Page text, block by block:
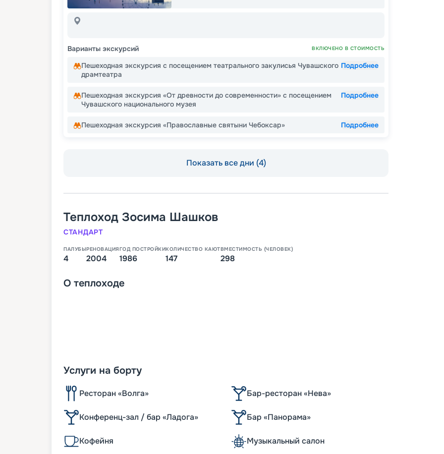
Варианты экскурсий ВКЛЮЧЕНО В СТОИМОСТЬ
Пешеходная экскурсия с посещением театрального закулисья Чувашского
драмтеатра
Подробнее
Пешеходная экскурсия «От древности до современности» с посещением
Чувашского национального музея
Подробнее
Пешеходная экскурсия «Православные святыни Чебоксар» Подробнее
Показать все дни (4)
Теплоход Зосима Шашков
СТАНДАРТ
ПАЛУБЫ
4
РЕНОВАЦИЯ
2004
ГОД ПОСТРОЙКИ
1986
КОЛИЧЕСТВО КАЮТ
147
ВМЕСТИМОСТЬ (ЧЕЛОВЕК)
298
О теплоходе
Услуги на борту
Ресторан «Волга» Бар-ресторан «Нева»
Конференц-зал / бар «Ладога» Бар «Панорама»
Кофейня Музыкальный салон